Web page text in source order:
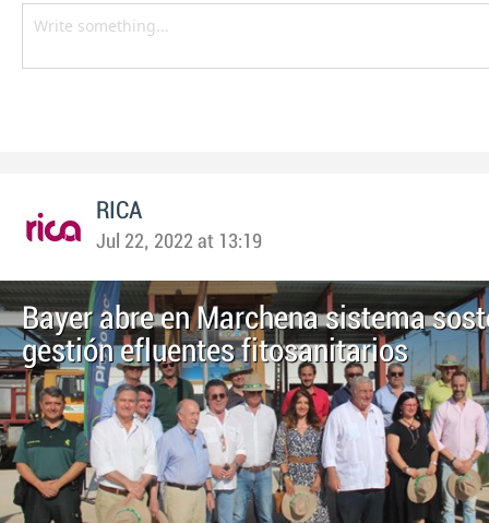
RICA
Jul 22, 2022 at 13:19
Bayer abre en Marchena sistema
gestión efluentes fitosanitarios